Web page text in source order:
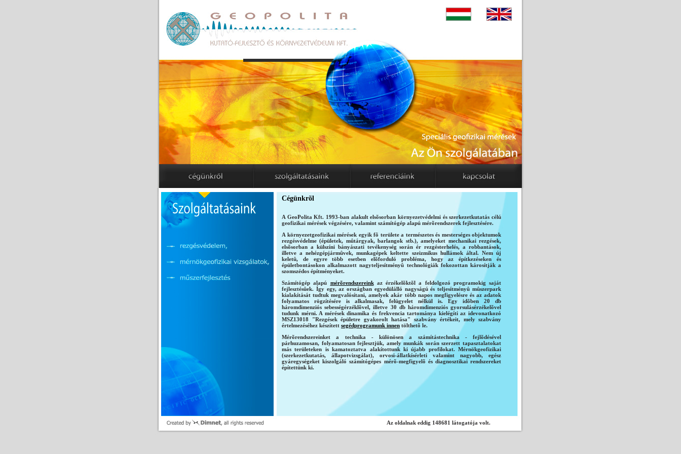
Cégünkrõl
A GeoPolita Kft. 1993-ban alakult elsõsorban környezetvédelmi és szerkezetkutatás célú
geofizikai mérések végzésére, valamint számítógép alapú mérõrendszerek fejlesztésére.
A környezetgeofizikai mérések egyik fõ területe a természetes és mesterséges objektumok
rezgésvédelme (épületek, mûtárgyak, barlangok stb.), amelyeket mechanikai rezgések,
elsõsorban a külszíni bányászati tevékenység során ér rezgésterhelés, a robbantások,
illetve a nehézgépjármûvek, munkagépek keltette szeizmikus hullámok által. Nem új
keletû, de egyre több esetben elõforduló probléma, hogy az építkezéseken és
épületbontásokon alkalmazott nagyteljesítményû technológiák fokozottan károsítják a
szomszédos építményeket.
Számítógép alapú mérõrendszereinkaz érzékelõktõl a feldolgozó programokig saját
fejlesztésûek. Így egy, az országban egyedülálló nagyságú és teljesítményû mûszerpark
kialakítását tudtuk megvalósítani, amelyek akár több napos megfigyelésre és az adatok
folyamatos rögzítésére is alkalmasak, felügyelet nélkül is. Egy idõben 20 db
háromdimenziós sebességérzéklõvel, illetve 30 db háromdimenziós gyorsulásérzékelõvel
tudunk mérni. A mérések dinamika és frekvencia tartománya kielégíti az idevonatkozó
MSZ13018 "Rezgések épületre gyakorolt hatása" szabvány értékeit, mely szabvány
értelmezéséhez készített segédprogramunk innen tölthetõ le.
Mérõrendszereinket a technika - különösen a számítástechnika - fejlõdésével
párhuzamosan, folyamatosan fejlesztjük, amely munkák során szerzett tapasztalatokat
más területeken is kamatoztatva alakítottunk ki újabb profilokat. Mérnökgeofizikai
(szerkezetkutatás, állapotvizsgálat), orvosi-állatkísérleti valamint nagyobb, egész
gyáregységeket kiszolgáló számítógépes mérõ-megfigyelõ és diagnosztikai rendszereket
építettünk ki.
Az oldalnak eddig 148681 látogatója volt.